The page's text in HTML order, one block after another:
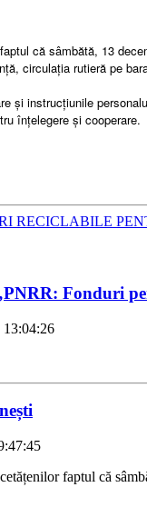
că sâmbătă, 13
circulația rutieră pe
și instrucțiunile
înțelegere și cooperare.
RECICLABILE
Fonduri
13:04:26
faptul că